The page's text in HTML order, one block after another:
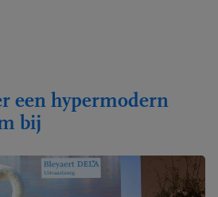
een hypermodern
bij